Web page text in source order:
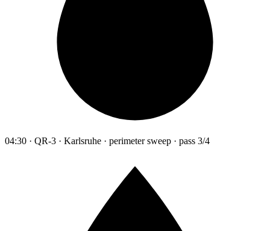
04:30 · QR-3 · Karlsruhe · perimeter sweep · pass 3/4